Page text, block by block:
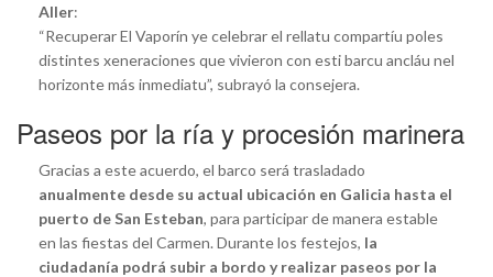
Aller:
“Recuperar El Vaporín ye celebrar el rellatu compartíu poles
distintes xeneraciones que vivieron con esti barcu ancláu nel
horizonte más inmediatu”, subrayó la consejera.
Paseos por la ría y procesión marinera
Gracias a este acuerdo, el barco será trasladado
anualmente desde su actual ubicación en Galicia hasta el
puerto de San Esteban, para participar de manera estable
en las fiestas del Carmen. Durante los festejos, la
ciudadanía podrá subir a bordo y realizar paseos por la